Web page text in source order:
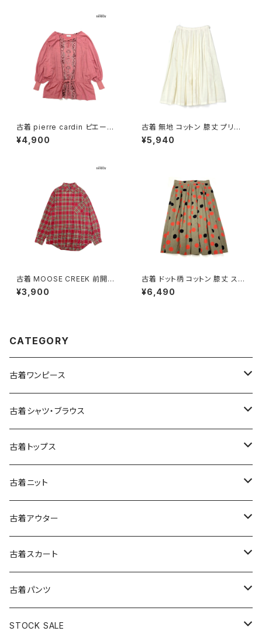
古着 pierre cardin ピエール・
カルダン リボン 総柄 カットソー
長袖 ブラウス サーモンピンク (t
¥4,900
古着 無地 コットン 膝丈 プリー
ツ スカート ベージュ 生成り (b
a2607005)
¥5,940
古着 MOOSE CREEK 前開き
チェック柄 コットン100％ フラン
ネル 長袖 シャツ 赤 (ttu25090
¥3,900
古着 ドット柄 コットン 膝丈 スカ
ート 茶 (ba2607006)
¥6,490
CATEGORY
古着ワンピース
古着長袖ワンピース
古着半袖ワンピース
古着ノースリーブワンピース
古着キャミソールワンピース
古着ベアトップワンピース
古着オールインワン
古着オーバーオール
古着シャツ・ブラウス
古着長袖シャツ・ブラウス
古着半袖シャツ・ブラウス
古着ノースリーブシャツ・ブラウス
古着トップス
古着スウェット&パーカー
古着スウェット
古着パーカー
古着プルオーバー
古着長袖プルオーバー
古着半袖プルオーバー
古着Ｔシャツ
古着長袖Ｔシャツ
古着半袖Ｔシャツ
古着ベスト
古着キャミソール
古着ニット
古着セーター
古着カーディガン
古着半袖ニット
古着ニットアウター
古着アウター
古着ライトジャケット
古着ライトコート
古着ヘビージャケット
古着スカート
古着ロング丈スカート (丈76cm-)
古着膝丈スカート (丈56-75cm)
古着パンツ
古着ロング丈パンツ
STOCK SALE